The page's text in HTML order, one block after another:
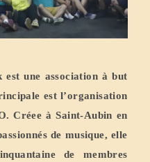
est une association à but
est l’organisation
Créee à Saint-Aubin en
de musique, elle
de membres